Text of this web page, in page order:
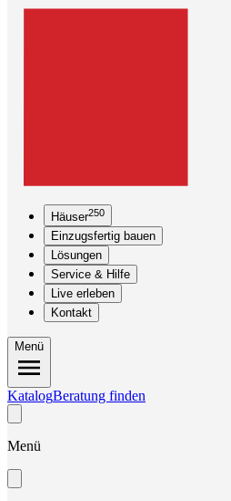
Häuser250
Einzugsfertig bauen
Lösungen
Service & Hilfe
Live erleben
Kontakt
Menü
KatalogBeratung finden
Menü